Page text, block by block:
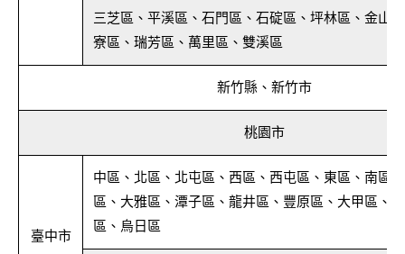
三芝區、平溪區、石門區、石碇區、坪林區、金山
寮區、瑞芳區、萬里區、雙溪區
新竹縣、新竹市
桃園市
臺中市
中區、北區、北屯區、西區、西屯區、東區、南區
區、大雅區、潭子區、龍井區、豐原區、大甲區、
區、烏日區